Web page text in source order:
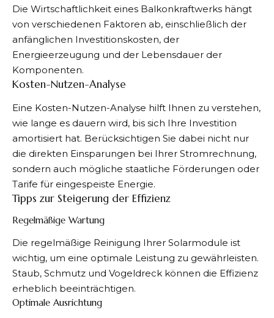
Die Wirtschaftlichkeit eines Balkonkraftwerks hängt
von verschiedenen Faktoren ab, einschließlich der
anfänglichen Investitionskosten, der
Energieerzeugung und der Lebensdauer der
Komponenten.
Kosten-Nutzen-Analyse
Eine Kosten-Nutzen-Analyse hilft Ihnen zu verstehen,
wie lange es dauern wird, bis sich Ihre Investition
amortisiert hat. Berücksichtigen Sie dabei nicht nur
die direkten Einsparungen bei Ihrer Stromrechnung,
sondern auch mögliche staatliche Förderungen oder
Tarife für eingespeiste Energie.
Tipps zur Steigerung der Effizienz
Regelmäßige Wartung
Die regelmäßige Reinigung Ihrer Solarmodule ist
wichtig, um eine optimale Leistung zu gewährleisten.
Staub, Schmutz und Vogeldreck können die Effizienz
erheblich beeinträchtigen.
Optimale Ausrichtung